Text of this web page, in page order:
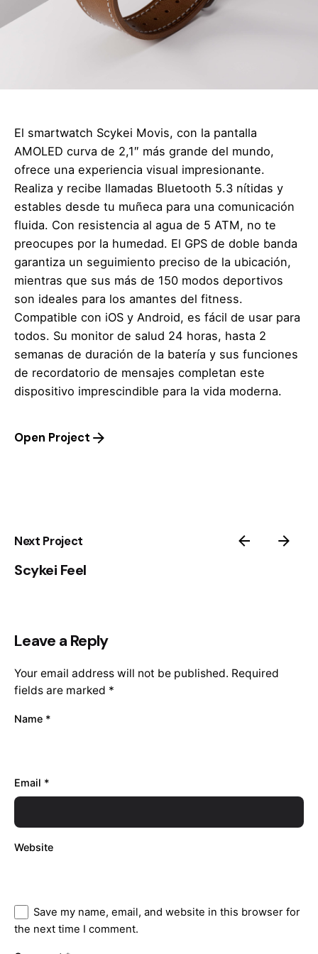
El smartwatch Scykei Movis, con la pantalla
AMOLED curva de 2,1″ más grande del mundo,
ofrece una experiencia visual impresionante.
Realiza y recibe llamadas Bluetooth 5.3 nítidas y
estables desde tu muñeca para una comunicación
fluida. Con resistencia al agua de 5 ATM, no te
preocupes por la humedad. El GPS de doble banda
garantiza un seguimiento preciso de la ubicación,
mientras que sus más de 150 modos deportivos
son ideales para los amantes del fitness.
Compatible con iOS y Android, es fácil de usar para
todos. Su monitor de salud 24 horas, hasta 2
semanas de duración de la batería y sus funciones
de recordatorio de mensajes completan este
dispositivo imprescindible para la vida moderna.
Open Project
Next Project
Scykei Feel
Leave a Reply
Your email address will not be published. Required
fields are marked *
Name *
Email *
Website
Save my name, email, and website in this browser for
the next time I comment.